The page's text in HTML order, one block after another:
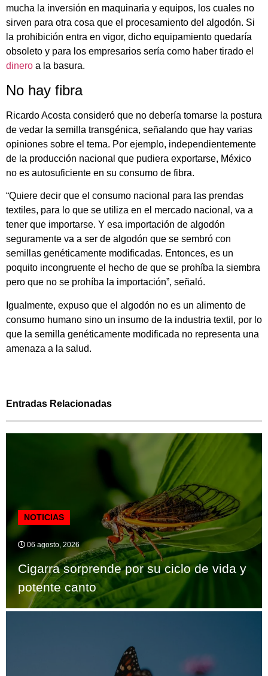
mucha la inversión en maquinaria y equipos, los cuales no
sirven para otra cosa que el procesamiento del algodón. Si
la prohibición entra en vigor, dicho equipamiento quedaría
obsoleto y para los empresarios sería como haber tirado el
dinero a la basura.
No hay fibra
Ricardo Acosta consideró que no debería tomarse la postura
de vedar la semilla transgénica, señalando que hay varias
opiniones sobre el tema. Por ejemplo, independientemente
de la producción nacional que pudiera exportarse, México
no es autosuficiente en su consumo de fibra.
“Quiere decir que el consumo nacional para las prendas
textiles, para lo que se utiliza en el mercado nacional, va a
tener que importarse. Y esa importación de algodón
seguramente va a ser de algodón que se sembró con
semillas genéticamente modificadas. Entonces, es un
poquito incongruente el hecho de que se prohíba la siembra
pero que no se prohíba la importación”, señaló.
Igualmente, expuso que el algodón no es un alimento de
consumo humano sino un insumo de la industria textil, por lo
que la semilla genéticamente modificada no representa una
amenaza a la salud.
Entradas Relacionadas
NOTICIAS
06 agosto, 2026
Cigarra sorprende por su ciclo de vida y
potente canto